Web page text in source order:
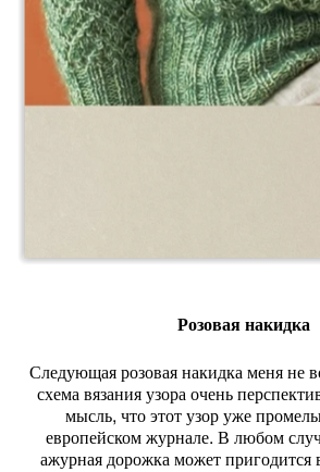
Розовая накидка
Следующая розовая накидка меня не
схема вязания узора очень
мысль, что этот узор уже
европейском журнале. В любом
ажурная дорожка может пригодится